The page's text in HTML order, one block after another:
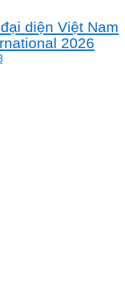
diện Việt Nam
2026